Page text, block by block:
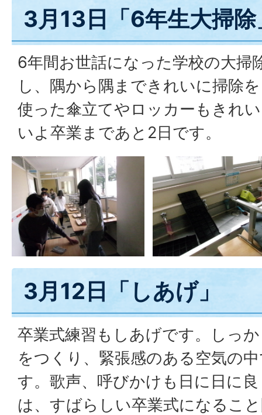
3月13日「6年生大掃除
6年間お世話になった学校の大掃
し、隅から隅まできれいに掃除
使った傘立てやロッカーもきれ
いよ卒業まであと2日です。
3月12日「しあげ」
卒業式練習もしあげです。しっ
をつくり、緊張感のある空気の
す。歌声、呼びかけも日に日に
は、すばらしい卒業式になるこ